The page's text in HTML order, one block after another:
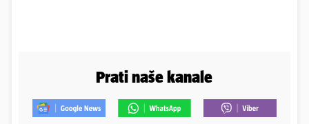
Prati naše kanale